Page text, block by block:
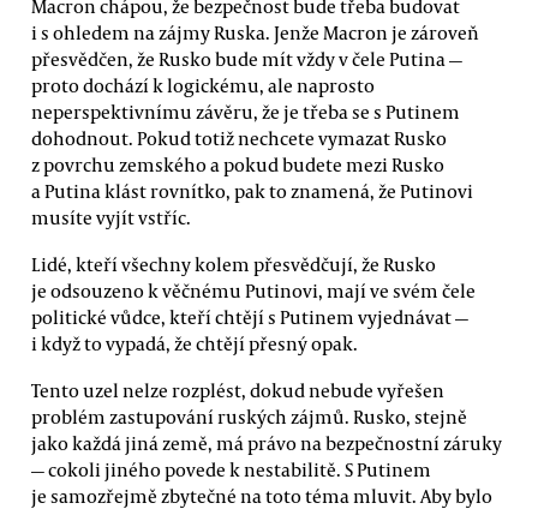
Macron chápou, že bezpečnost bude třeba budovat
i s ohledem na zájmy Ruska. Jenže Macron je zároveň
přesvědčen, že Rusko bude mít vždy v čele Putina —
proto dochází k logickému, ale naprosto
neperspektivnímu závěru, že je třeba se s Putinem
dohodnout. Pokud totiž nechcete vymazat Rusko
z povrchu zemského a pokud budete mezi Rusko
a Putina klást rovnítko, pak to znamená, že Putinovi
musíte vyjít vstříc.
Lidé, kteří všechny kolem přesvědčují, že Rusko
je odsouzeno k věčnému Putinovi, mají ve svém čele
politické vůdce, kteří chtějí s Putinem vyjednávat —
i když to vypadá, že chtějí přesný opak.
Tento uzel nelze rozplést, dokud nebude vyřešen
problém zastupování ruských zájmů. Rusko, stejně
jako každá jiná země, má právo na bezpečnostní záruky
— cokoli jiného povede k nestabilitě. S Putinem
je samozřejmě zbytečné na toto téma mluvit. Aby bylo